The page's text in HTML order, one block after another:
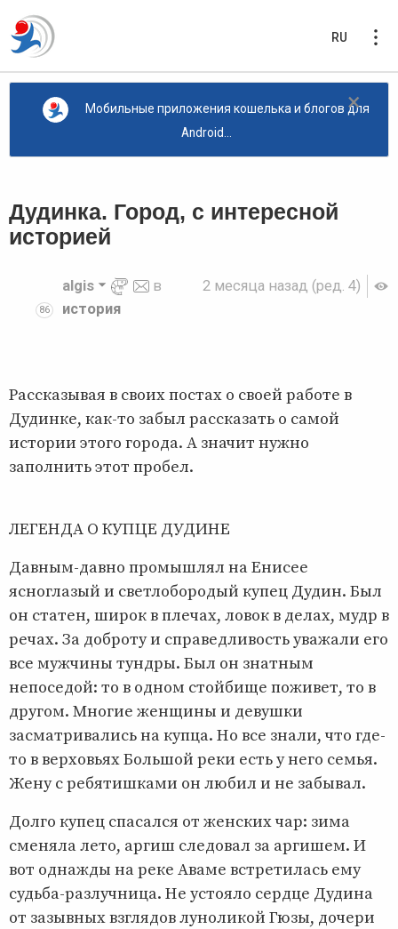
RU
×
Мобильные приложения кошелька и блогов для
Android...
Дудинка. Город, с интересной
историей
2 месяца назад (ред. 4)
86
algis
в
история
Рассказывая в своих постах о своей работе в
Дудинке, как-то забыл рассказать о самой
истории этого города. А значит нужно
заполнить этот пробел.
ЛЕГЕНДА О КУПЦЕ ДУДИНЕ
Давным-давно промышлял на Енисее
ясноглазый и светлобородый купец Дудин. Был
он статен, широк в плечах, ловок в делах, мудр в
речах. За доброту и справедливость уважали его
все мужчины тундры. Был он знатным
непоседой: то в одном стойбище поживет, то в
другом. Многие женщины и девушки
засматривались на купца. Но все знали, что где-
то в верховьях Большой реки есть у него семья.
Жену с ребятишками он любил и не забывал.
Долго купец спасался от женских чар: зима
сменяла лето, аргиш следовал за аргишем. И
вот однажды на реке Аваме встретилась ему
судьба-разлучница. Не устояло сердце Дудина
от зазывных взглядов луноликой Гюзы, дочери